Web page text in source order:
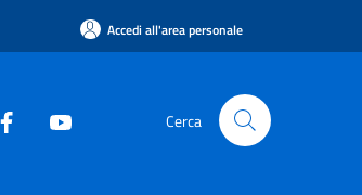
Accedi all'area personale
Cerca